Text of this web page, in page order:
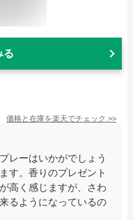
る
価格と在庫を楽天でチェック >>
レーはいかがでしょう
す。香りのプレゼント
高く感じますが、さわ
るようになっているの